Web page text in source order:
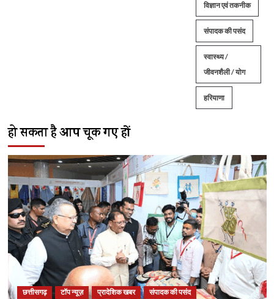
विज्ञान एवं तकनीक
संपादक की पसंद
स्वास्थ्य /
जीवनशैली / योग
हरियाणा
हो सकता है आप चूक गए हों
छत्तीसगढ़ टॉप न्यूज़ प्रादेशिक खबर संपादक की पसंद